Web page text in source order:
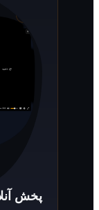
پخش آنلاین